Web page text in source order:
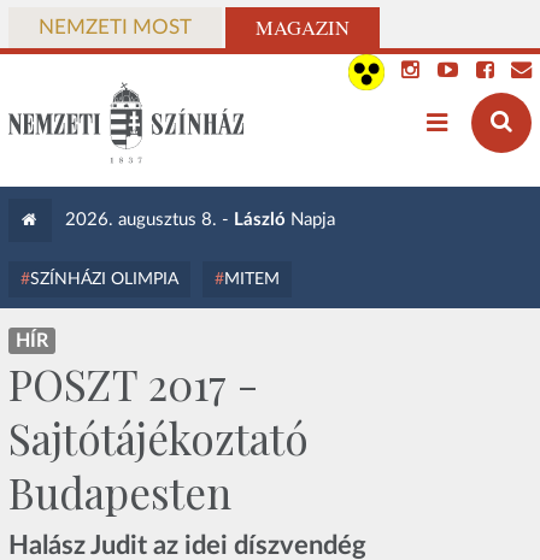
NEMZETI MOST MAGAZIN
2026. augusztus 8. - László Napja
SZÍNHÁZI OLIMPIA MITEM
HÍR
POSZT 2017 -
Sajtótájékoztató
Budapesten
Halász Judit az idei díszvendég